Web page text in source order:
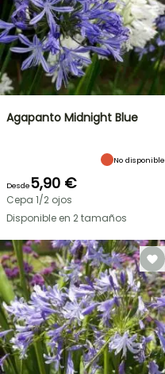
Agapanto Midnight Blue
No disponible
Desde5,90 €
Cepa 1/2 ojos
Disponible en 2 tamaños